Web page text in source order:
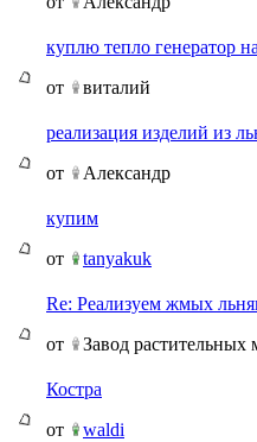
куплю тепло генератор
от
виталий
реализация изделий из
от
Александр
купим
от
tanyakuk
Re: Реализуем жмых
от
Завод растительных
Костра
от
waldi